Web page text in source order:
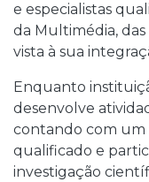
e especialistas
da Multimédia,
vista à sua
Enquanto
desenvolve
contando com
qualificado e
investigação